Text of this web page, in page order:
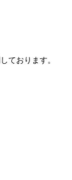
ております。